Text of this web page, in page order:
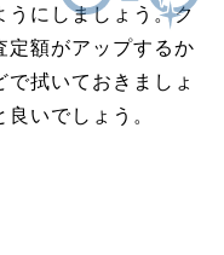
うにしましょう。ク
定額がアップするか
拭いておきましょ
いでしょう。